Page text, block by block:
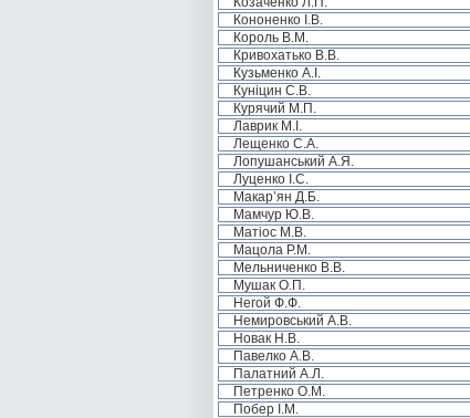
Кононенко І.В.
Король В.М.
Кривохатько В.В.
Кузьменко А.І.
Куніцин С.В.
Курячий М.П.
Лаврик М.І.
Лещенко С.А.
Лопушанський А.Я.
Луценко І.С.
Макар’ян Д.Б.
Мамчур Ю.В.
Матіос М.В.
Мацола Р.М.
Мельниченко В.В.
Мушак О.П.
Негой Ф.Ф.
Немировський А.В.
Новак Н.В.
Павелко А.В.
Палатний А.Л.
Петренко О.М.
Побер І.М.